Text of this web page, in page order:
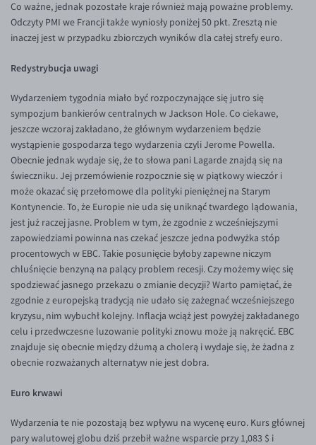
NZD/PLN
RON/PLN
ZAR/PLN
EUR/USD
EUR/GBP
EUR/CHF
EUR/CZK
EUR/DKK
EUR/NOK
EUR/SEK
EUR/AUD
EUR/BGN
EUR/CAD
EUR/CNY
Słowniczek
Co ważne, jednak pozostałe kraje również mają poważne problemy.
Odczyty PMI we Francji także wyniosły poniżej 50 pkt. Zresztą nie
inaczej jest w przypadku zbiorczych wyników dla całej strefy euro.
Redystrybucja uwagi
Wydarzeniem tygodnia miało być rozpoczynające się jutro się
sympozjum bankierów centralnych w Jackson Hole. Co ciekawe,
jeszcze wczoraj zakładano, że głównym wydarzeniem będzie
wystąpienie gospodarza tego wydarzenia czyli Jerome Powella.
Obecnie jednak wydaje się, że to słowa pani Lagarde znajdą się na
świeczniku. Jej przemówienie rozpocznie się w piątkowy wieczór i
może okazać się przełomowe dla polityki pieniężnej na Starym
Kontynencie. To, że Europie nie uda się uniknąć twardego lądowania,
jest już raczej jasne. Problem w tym, że zgodnie z wcześniejszymi
zapowiedziami powinna nas czekać jeszcze jedna podwyżka stóp
procentowych w EBC. Takie posunięcie byłoby zapewne niczym
chluśnięcie benzyną na palący problem recesji. Czy możemy więc się
spodziewać jasnego przekazu o zmianie decyzji? Warto pamiętać, że
zgodnie z europejską tradycją nie udało się zażegnać wcześniejszego
kryzysu, nim wybuchł kolejny. Inflacja wciąż jest powyżej zakładanego
celu i przedwczesne luzowanie polityki znowu może ją nakręcić. EBC
znajduje się obecnie między dżumą a cholerą i wydaje się, że żadna z
obecnie rozważanych alternatyw nie jest dobra.
Euro krwawi
Wydarzenia te nie pozostają bez wpływu na wycenę euro. Kurs głównej
pary walutowej globu dziś przebił ważne wsparcie przy 1,083 $ i